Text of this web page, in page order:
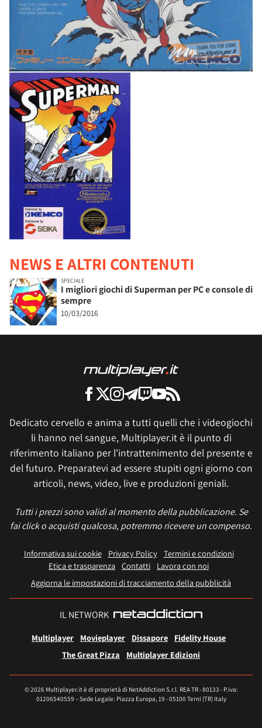
NEWS E ALTRI CONTENUTI
SPECIALE
I migliori giochi di Superman per PC e console di
sempre
10/03/2016
Dedicato cervello e anima a tutti quelli che i videogiochi
li hanno nel sangue, Multiplayer.it è il punto di
riferimento italiano per l'intrattenimento del presente e
del futuro. Preparatevi ad essere stupiti ogni giorno con
articoli, news, video, live e produzioni geniali.
Tutti i prezzi sono validi al momento della pubblicazione. Se
fai click o acquisti qualcosa, potremmo ricevere un compenso.
Informativa sui cookie Privacy Policy
Termini e condizioni
Etica e trasparenza Contatti
Lavora con noi
Aggiorna le impostazioni di tracciamento della pubblicità
IL NETWORK
Multiplayer Movieplayer Dissapore
Fidelity House
The Great Pizza
Multiplayer Edizioni
© 2026 Multiplayer.it è di proprietà di NetAddiction S.r.l. REA TR - 80133 - P.iva:
01206540559 – Sede Legale: Piazza Europa, 19 - 05100 Terni (TR) Italy